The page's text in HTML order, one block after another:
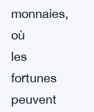
monnaies,
où
les
fortunes
peuvent